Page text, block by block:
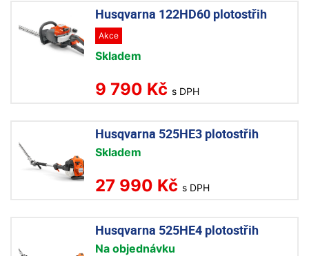
Husqvarna 122HD60 plotostřih
Akce
Skladem
9 790 Kč s DPH
Husqvarna 525HE3 plotostřih
Skladem
27 990 Kč s DPH
Husqvarna 525HE4 plotostřih
Na objednávku